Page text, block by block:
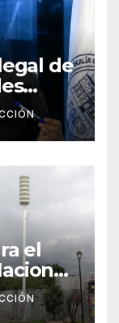
de
el
19 de